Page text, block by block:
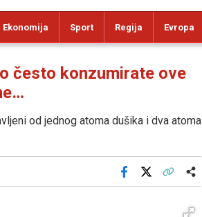
Ekonomija Sport Regija Evropa
često konzumirate ove
od jednog atoma dušika i dva atoma
Facebook